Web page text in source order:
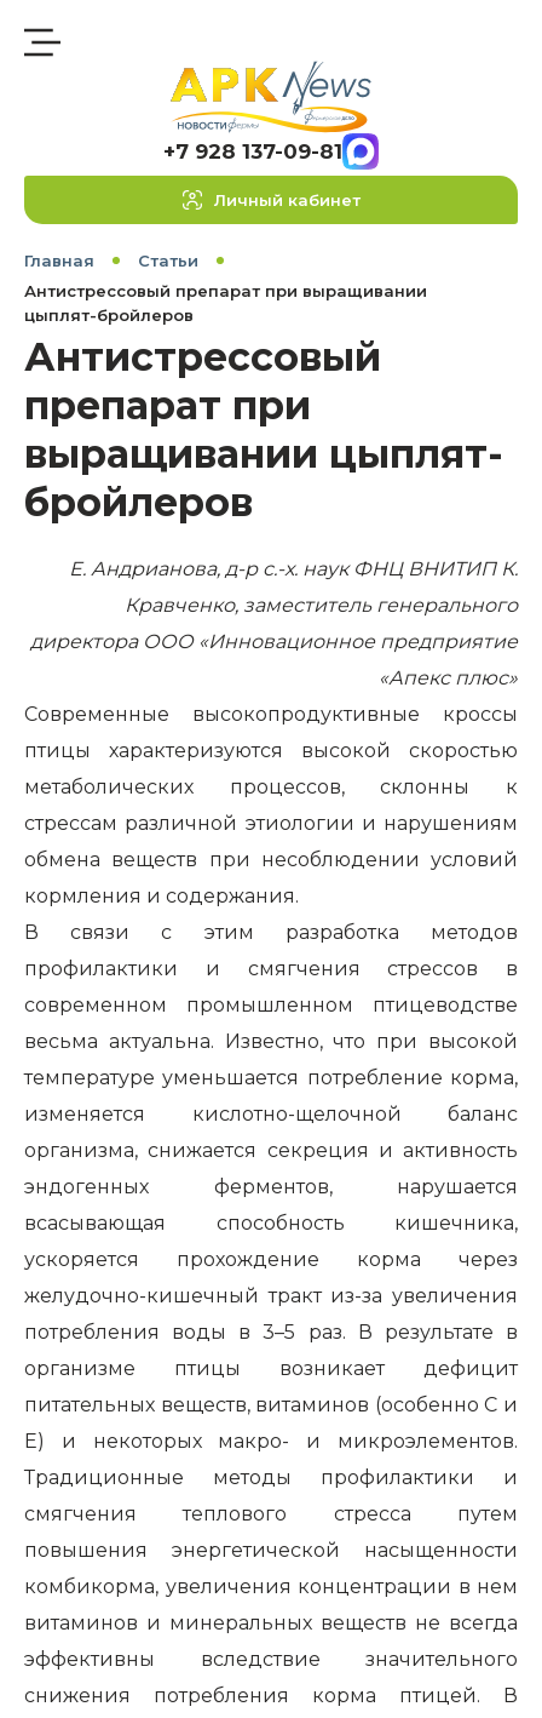
+7 928 137-09-81
Личный кабинет
Главная
Статьи
Антистрессовый препарат при выращивании
цыплят-бройлеров
Антистрессовый
препарат при
выращивании цыплят-
бройлеров
Е. Андрианова, д-р с.-х. наук ФНЦ ВНИТИП К.
Кравченко, заместитель генерального
директора ООО «Инновационное предприятие
«Апекс плюс»
Современные высокопродуктивные кроссы
птицы характеризуются высокой скоростью
метаболических процессов, склонны к
стрессам различной этиологии и нарушениям
обмена веществ при несоблюдении условий
кормления и содержания.
В связи с этим разработка методов
профилактики и смягчения стрессов в
современном промышленном птицеводстве
весьма актуальна. Известно, что при высокой
температуре уменьшается потребление корма,
изменяется кислотно-щелочной баланс
организма, снижается секреция и активность
эндогенных ферментов, нарушается
всасывающая способность кишечника,
ускоряется прохождение корма через
желудочно-кишечный тракт из-за увеличения
потребления воды в 3–5 раз. В результате в
организме птицы возникает дефицит
питательных веществ, витаминов (особенно С и
Е) и некоторых макро- и микроэлементов.
Традиционные методы профилактики и
смягчения теплового стресса путем
повышения энергетической насыщенности
комбикорма, увеличения концентрации в нем
витаминов и минеральных веществ не всегда
эффективны вследствие значительного
снижения потребления корма птицей. В